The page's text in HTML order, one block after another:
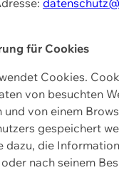
für Cookies
Cookies.
von besuchten
und von einem
gespeichert
dazu, die
nach seinem